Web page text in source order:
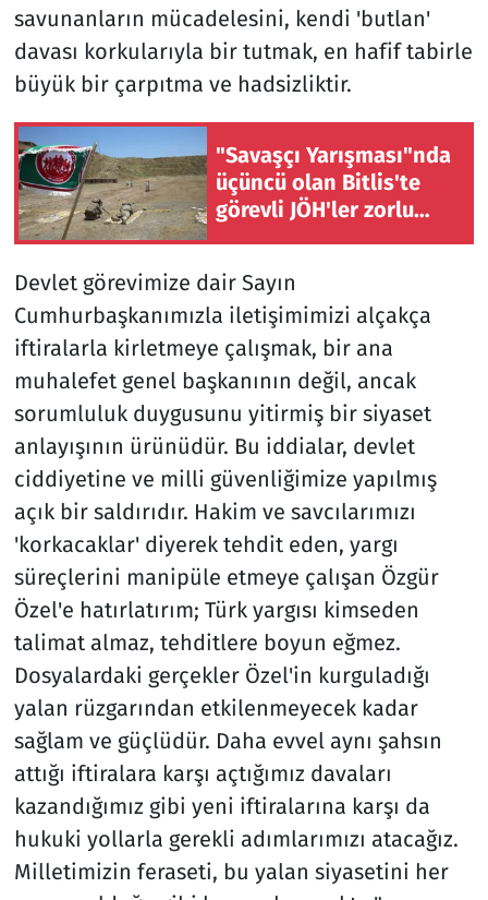
savunanların mücadelesini, kendi 'butlan'
davası korkularıyla bir tutmak, en hafif tabirle
büyük bir çarpıtma ve hadsizliktir.
"Savaşçı Yarışması"nda
üçüncü olan Bitlis'te
görevli JÖH'ler zorlu
Devlet görevimize dair Sayın
Cumhurbaşkanımızla iletişimimizi alçakça
iftiralarla kirletmeye çalışmak, bir ana
muhalefet genel başkanının değil, ancak
sorumluluk duygusunu yitirmiş bir siyaset
anlayışının ürünüdür. Bu iddialar, devlet
ciddiyetine ve milli güvenliğimize yapılmış
açık bir saldırıdır. Hakim ve savcılarımızı
'korkacaklar' diyerek tehdit eden, yargı
süreçlerini manipüle etmeye çalışan Özgür
Özel'e hatırlatırım; Türk yargısı kimseden
talimat almaz, tehditlere boyun eğmez.
Dosyalardaki gerçekler Özel'in kurguladığı
yalan rüzgarından etkilenmeyecek kadar
sağlam ve güçlüdür. Daha evvel aynı şahsın
attığı iftiralara karşı açtığımız davaları
kazandığımız gibi yeni iftiralarına karşı da
hukuki yollarla gerekli adımlarımızı atacağız.
Milletimizin feraseti, bu yalan siyasetini her